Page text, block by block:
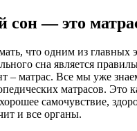
сон — это
что одним из главных
сна является
– матрас. Все мы уже
матрасов. Это
самочувствие,
и все органы.